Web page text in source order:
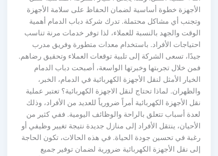
الأجهزة خطوة أساسية لضمان الحفاظ على سلامة الأجهزة
وتجنب أي مشاكل محتملة. تدرك شركة دباب الدمام أهمية
الوقت والجهد بالنسبة للعملاء، لذا توفر خدمات مرنة تناسب
احتياجات الأفراد. باستخدام معدات متطورة وفريق مدرب
جيدًا، تسعى الشركة إلى تلبية توقعات العملاء وتحقيق رضاهم.
فمن خلال تجربتها وخبرتها الواسعة، أصبحت دباب الدمام
الخيار الأمثل لنقل الأجهزة الكهربائية في الدمام، الخبر،
والظهران. لماذا تحتاج لنقل الاجهزة الكهربائية؟ تعتبر عملية
نقل الأجهزة الكهربائية أمراً ضرورياً للعديد من الأفراد، وذلك
لعدة أسباب تتعلق بالراحة والوظائف اليومية. ففي كثير من
الأحيان، ينتقل الأفراد إلى منازل جديدة نتيجة تغيير وظيفي أو
رغبة في تحسين جودة الحياة. في هذه الحالات، تكون الحاجة
إلى نقل الأجهزة الكهربائية ضرورية لضمان توفير جميع